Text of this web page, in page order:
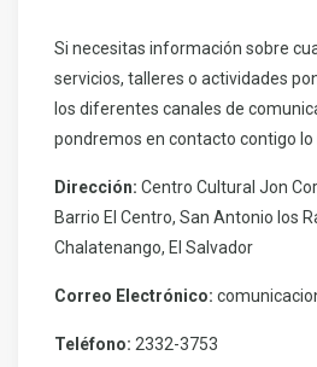
Si necesitas información sobre
servicios, talleres o actividades
los diferentes canales de
pondremos en contacto contigo lo
Dirección: Centro Cultural Jon
Barrio El Centro, San Antonio los
Chalatenango, El Salvador
Correo Electrónico:
Teléfono: 2332-3753